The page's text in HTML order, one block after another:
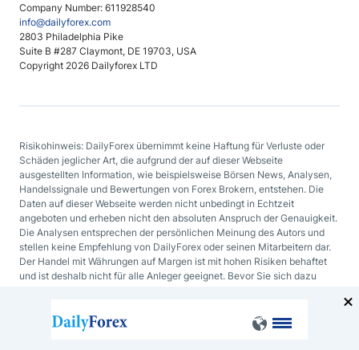
Company Number: 611928540
info@dailyforex.com
2803 Philadelphia Pike
Suite B #287 Claymont, DE 19703, USA
Copyright 2026 Dailyforex LTD
Risikohinweis: DailyForex übernimmt keine Haftung für Verluste oder
Schäden jeglicher Art, die aufgrund der auf dieser Webseite
ausgestellten Information, wie beispielsweise Börsen News, Analysen,
Handelssignale und Bewertungen von Forex Brokern, entstehen. Die
Daten auf dieser Webseite werden nicht unbedingt in Echtzeit
angeboten und erheben nicht den absoluten Anspruch der Genauigkeit.
Die Analysen entsprechen der persönlichen Meinung des Autors und
stellen keine Empfehlung von DailyForex oder seinen Mitarbeitern dar.
Der Handel mit Währungen auf Margen ist mit hohen Risiken behaftet
und ist deshalb nicht für alle Anleger geeignet. Bevor Sie sich dazu
Erfahrungsgrad und Ihre Risikobereitschaft abwägen.